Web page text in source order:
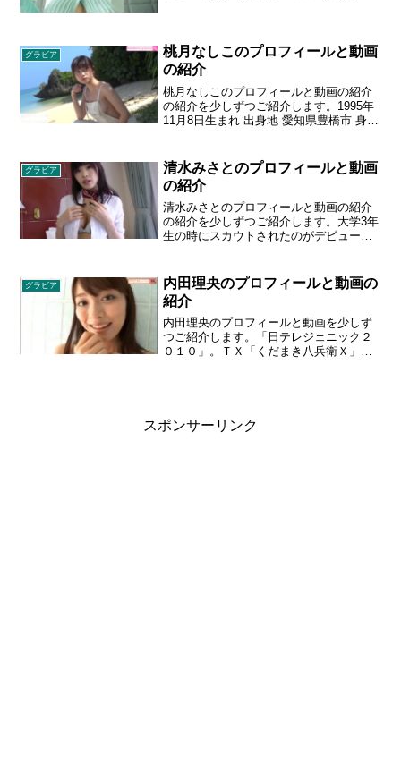
グラビア
桃月なしこのプロフィールと動画
の紹介
桃月なしこのプロフィールと動画の紹介
の紹介を少しずつご紹介します。1995年
11月8日生まれ 出身地 愛知県豊橋市 身長
入りを果たし、すぐに雑誌デビュー。
2019年10月には女性ファッション誌
『bis』（光文社）のレギュラーモデルに
抜擢。2020年9月25日、『魔進戦隊キラ
メイジャー』第25話より巫女 / ヨドンナ
役で出演。
グラビア
清水みさとのプロフィールと動画
の紹介
清水みさとのプロフィールと動画の紹介
の紹介を少しずつご紹介します。大学3年
生の時にスカウトされたのがデビューの
24日に発売された『週刊プレイボーイ』
（6号、集英社）にて、久々のグラビアを
披露。週刊プレイボーイでのグラビアは7
年ぶり。サウナ、読書、水中ウォーキン
グが趣味。1992年3月5日生まれ 奈良県橿
原市出身 A型 身長 160 cm スリーサイズ
グラビア
内田理央のプロフィールと動画の
紹介
内田理央のプロフィールと動画を少しず
つご紹介します。「日テレジェニック２
０１０」。ＴＸ「くだまき八兵衛Ｘ」、
可愛らしさはそのままに、大人の女性へ
と進化する瑞々しい季節をご堪能くださ
スポンサーリンク